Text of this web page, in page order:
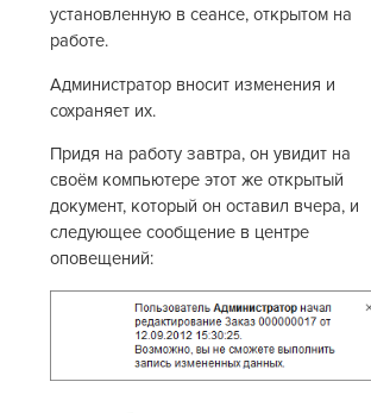
установленную в сеансе, открытом на
работе.
Администратор вносит изменения и
сохраняет их.
Придя на работу завтра, он увидит на
своём компьютере этот же открытый
документ, который он оставил вчера, и
следующее сообщение в центре
оповещений: